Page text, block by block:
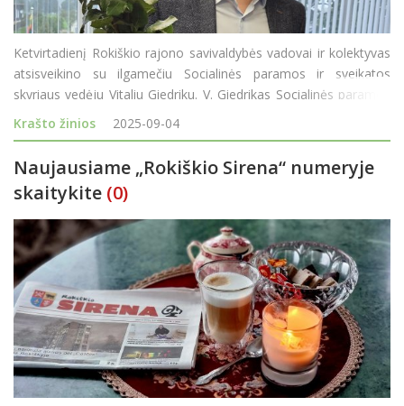
Ketvirtadienį Rokiškio rajono savivaldybės vadovai ir kolektyvas
atsisveikino su ilgamečiu Socialinės paramos ir sveikatos
skyriaus vedėju Vitaliu Giedriku. V. Giedrikas Socialinės paramos
ir sveikatos skyriui vadovavo 28-erius metus ir, sulaukęs
Krašto žinios 2025-09-04
Naujausiame „Rokiškio Sirena“ numeryje
skaitykite (0)